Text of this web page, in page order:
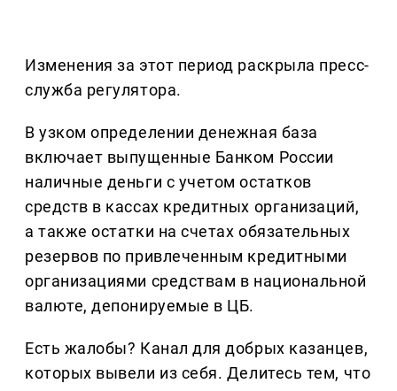
Изменения за этот период раскрыла пресс-
служба регулятора.
В узком определении денежная база
включает выпущенные Банком России
наличные деньги с учетом остатков
средств в кассах кредитных организаций,
а также остатки на счетах обязательных
резервов по привлеченным кредитными
организациями средствам в национальной
валюте, депонируемые в ЦБ.
Есть жалобы? Канал для добрых казанцев,
которых вывели из себя. Делитеcь тем, что